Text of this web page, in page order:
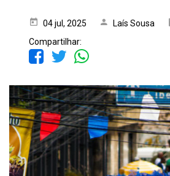
04 jul, 2025 Laís Sousa
Compartilhar: